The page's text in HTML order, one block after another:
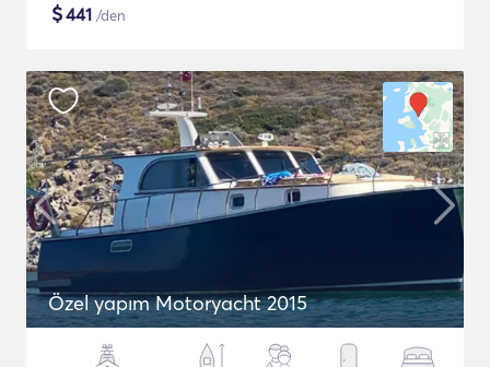
$441 /den
Özel yapım Motoryacht 2015